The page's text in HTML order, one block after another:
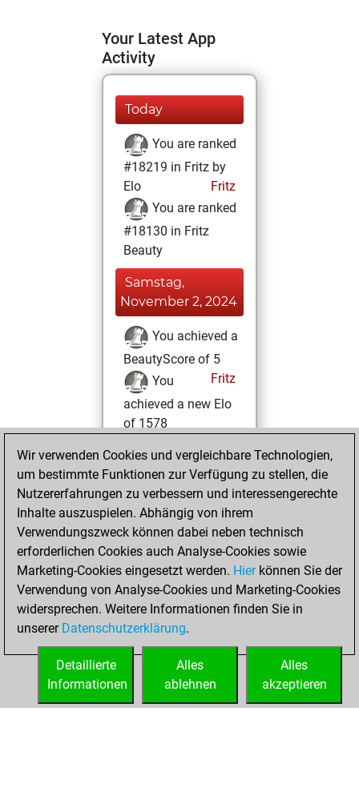
Your Latest App
Activity
Today
You are ranked
#18219 in Fritz by
Elo
Fritz
You are ranked
#18130 in Fritz
Beauty
Samstag,
November 2, 2024
You achieved a
BeautyScore of 5
Fritz
You
achieved a new Elo
of 1578
Donnerstag,
September 19,
2024
You created
your Fritz account
Fritz
You
played 7 blitz games
Play
You
blitz
Wir verwenden Cookies und vergleichbare Technologien,
um bestimmte Funktionen zur Verfügung zu stellen, die
Nutzererfahrungen zu verbessern und interessengerechte
Inhalte auszuspielen. Abhängig von ihrem
Verwendungszweck können dabei neben technisch
erforderlichen Cookies auch Analyse-Cookies sowie
Marketing-Cookies eingesetzt werden. Hierkönnen Sie der
Verwendung von Analyse-Cookies und Marketing-Cookies
widersprechen. Weitere Informationen finden Sie in
unserer Datenschutzerklärung.
Alles
akzeptieren
Alles
ablehnen
Detaillierte
Informationen